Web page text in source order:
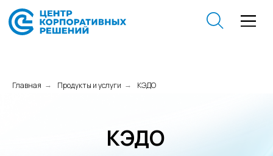
Главная → Продукты и услуги → КЭДО
Кадровый электронный
документооборот